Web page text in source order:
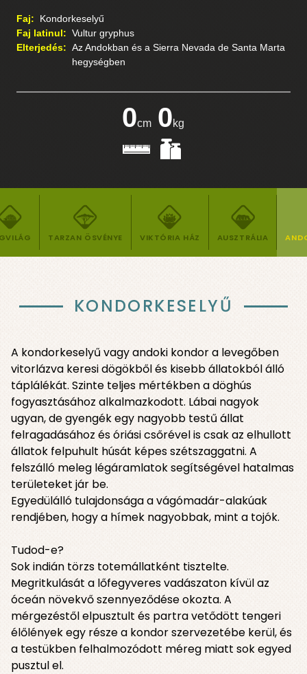
Faj:
Kondorkeselyű
Faj latinul: Vultur gryphus
Elterjedés: Az Andokban és a Sierra Nevada de Santa Marta
hegységben
0cm 0kg
TARZAN ÖSVÉNYE VIKTÓRIA HÁZ AUSZTRÁLIA
KONDORKESELYŰ
A kondorkeselyű vagy andoki kondor a levegőben
vitorlázva keresi dögökből és kisebb állatokból álló
táplálékát. Szinte teljes mértékben a döghús
fogyasztásához alkalmazkodott. Lábai nagyok
ugyan, de gyengék egy nagyobb testű állat
felragadásához és óriási csőrével is csak az elhullott
állatok felpuhult húsát képes szétszaggatni. A
felszálló meleg légáramlatok segítségével hatalmas
területeket jár be.
Egyedülálló tulajdonsága a vágómadár-alakúak
rendjében, hogy a hímek nagyobbak, mint a tojók.
Tudod-e?
Sok indián törzs totemállatként tisztelte.
Megritkulását a lőfegyveres vadászaton kívül az
óceán növekvő szennyeződése okozta. A
mérgezéstől elpusztult és partra vetődött tengeri
élőlények egy része a kondor szervezetébe kerül, és
a testükben felhalmozódott méreg miatt sok egyed
pusztul el.